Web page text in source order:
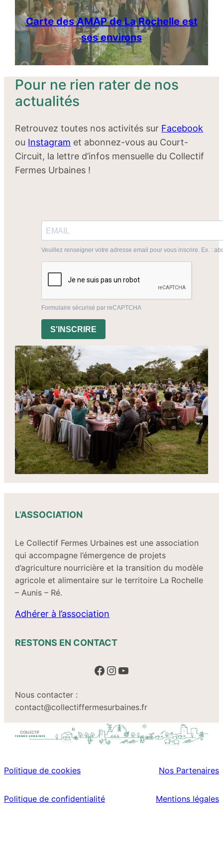
Carte des AMAP de La Rochelle est
ses environs
Pour ne rien rater de nos
actualités
Retrouvez toutes nos activités sur Facebook
ou Instagram et abonnez-vous au Court-
Circuit, la lettre d’infos mensuelle du Collectif
Fermes Urbaines !
L’ASSOCIATION
Le Collectif Fermes Urbaines est une association
qui accompagne l’émergence de projets
d’agriculture nourricière et la transition du modèle
agricole et alimentaire sur le territoire La Rochelle
– Aunis – Ré.
Adhérer à l’association
RESTONS EN CONTACT
Facebook Instagram YouTube
Nous contacter :
contact@collectiffermesurbaines.fr
Politique de cookies Nos Partenaires
Politique de confidentialité Mentions légales